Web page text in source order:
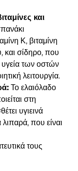
και
Κ, βιταμίνη
και σίδηρο, που
υγεία των οστών
λειτουργία.
Το ελαιόλαδο
στη
υγιεινά
που είναι
τους